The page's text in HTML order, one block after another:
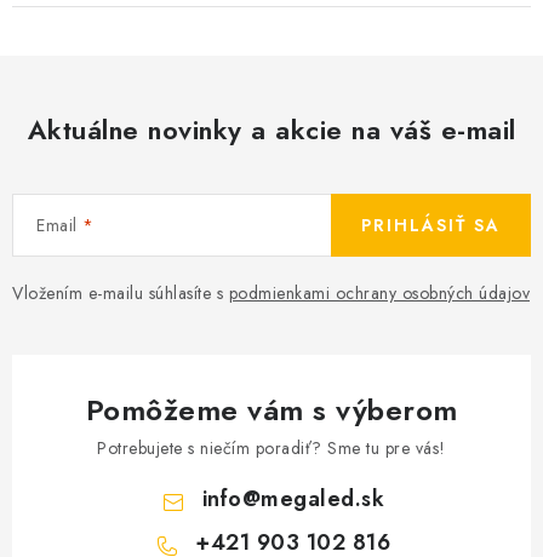
Aktuálne novinky a akcie na váš e-mail
Email
Vložením e-mailu súhlasíte s podmienkami ochrany osobných údajov
PRIHLÁSIŤ SA
Pomôžeme vám s výberom
Potrebujete s niečím poradiť? Sme tu pre vás!
info@megaled.sk
+421 903 102 816